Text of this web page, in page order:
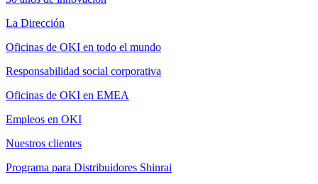
La Dirección
Oficinas de OKI en todo el mundo
Responsabilidad social corporativa
Oficinas de OKI en EMEA
Empleos en OKI
Nuestros clientes
Programa para Distribuidores Shinrai